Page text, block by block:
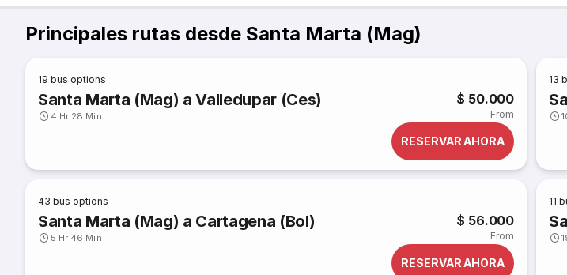
Principales rutas desde Santa Marta (Mag)
19 bus options
Santa Marta (Mag) a Valledupar (Ces)
4 Hr 28 Min
$ 50.000
From
RESERVAR AHORA
13
43 bus options
Santa Marta (Mag) a Cartagena (Bol)
5 Hr 46 Min
$ 56.000
From
RESERVAR AHORA
11